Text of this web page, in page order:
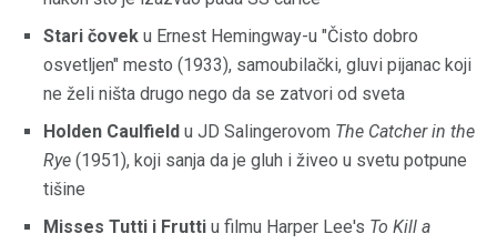
Stari čovek u Ernest Hemingway-u "Čisto dobro
osvetljen" mesto (1933), samoubilački, gluvi pijanac koji
ne želi ništa drugo nego da se zatvori od sveta
Holden Caulfield u JD Salingerovom The Catcher in the
Rye (1951), koji sanja da je gluh i živeo u svetu potpune
tišine
Misses Tutti i Frutti u filmu Harper Lee's To Kill a